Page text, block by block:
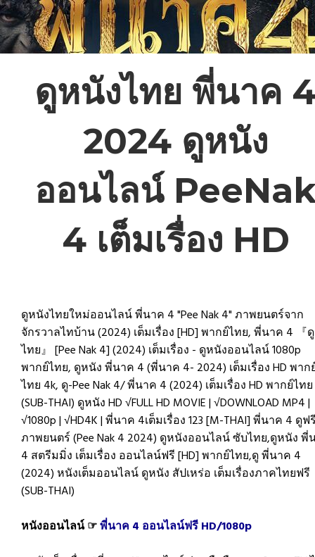
ดูหนังไทย พี่นาค
2024 ดูหนัง
ออนไลน์
4 เต็มเรื่อง HD
ดูหนังไทยใหม่ออนไลน์ พี่นาค 4 "Pee Nak 4" ภาพยนตร์จาก
จักรวาลไทบ้าน (2024) เต็มเรื่อง [HD] พากย์ไทย, พี่นาค 4 『ดู
ไทย』 [Pee Nak 4] (2024) เต็มเรื่อง - ดูหนังออนไลน์ 1080p
พากย์ไทย, ดูหนัง พี่นาค 4 (พี่นาค 4- 2024) เต็มเรื่อง HD พาก
ไทย 4k, ดู-Pee Nak 4/ พี่นาค 4 (2024) เต็มเรื่อง HD พากย์ไทย
(SUB-THAI) ดูหนัง HD √FULL HD MOVIE | √DOWNLOAD MP4 |
√1080p | √HD4K | พี่นาค 4เต็มเรื่อง 123 [M-THAI] พี่นาค 4 ดูฟ
ภาพยนตร์ (Pee Nak 4 2024) ดูหนังออนไลน์ ซับไทย,ดูหนัง พี่
4 สตรีมมิ่ง เต็มเรื่อง ออนไลน์ฟรี [HD] พากย์ไทย,ดู พี่นาค 4
(2024) หนังเต็มออนไลน์ ดูหนัง สัปเหร่อ เต็มเรื่องภาคไทยฟรี
(SUB-THAI)
หนังออนไลน์ ☞พี่นาค 4 ออนไลน์ฟรี HD/1080p